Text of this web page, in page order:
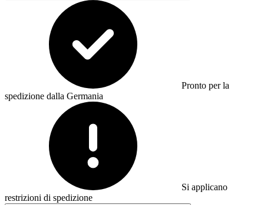
Pronto per la
spedizione dalla Germania
Si applicano
restrizioni di spedizione